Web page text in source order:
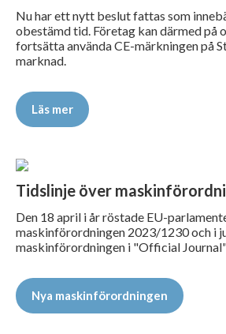
Nu har ett nytt beslut fattas som
obestämd tid. Företag kan därmed på
fortsätta använda CE-märkningen på
marknad.
Läs mer
Tidslinje över
Den 18 april i år röstade EU-
maskinförordningen 2023/1230 och i
maskinförordningen i "Official
Nya maskinförordningen